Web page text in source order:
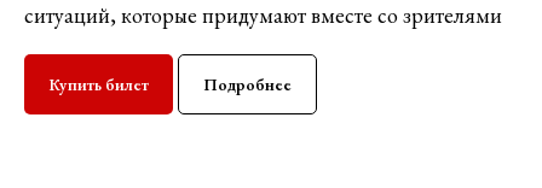
ситуаций, которые придумают вместе со зрителями
Купить билет Подробнее